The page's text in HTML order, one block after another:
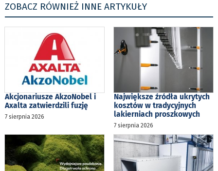
ZOBACZ RÓWNIEŻ INNE ARTYKUŁY
Akcjonariusze AkzoNobel i
Axalta zatwierdzili fuzję
7 sierpnia 2026
Największe źródła ukrytych
kosztów w tradycyjnych
lakierniach proszkowych
7 sierpnia 2026